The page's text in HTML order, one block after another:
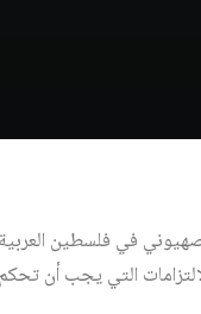
في فلسطين
التي يجب أن